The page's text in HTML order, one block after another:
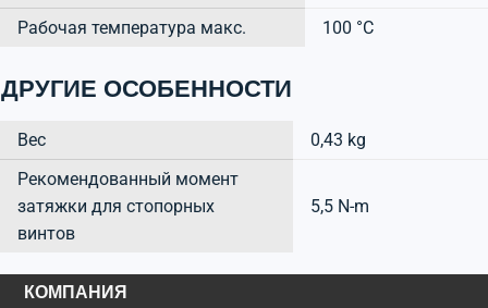
Рабочая температура макс.
100 °C
ДРУГИЕ ОСОБЕННОСТИ
Вес
0,43 kg
Рекомендованный момент
затяжки для стопорных
винтов
5,5 N-m
КОМПАНИЯ